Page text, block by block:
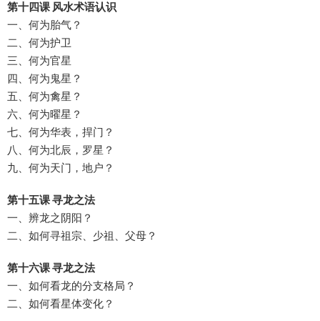
第十四课 风水术语认识
一、何为胎气？
二、何为护卫
三、何为官星
四、何为鬼星？
五、何为禽星？
六、何为曜星？
七、何为华表，捍门？
八、何为北辰，罗星？
九、何为天门，地户？
第十五课 寻龙之法
一、辨龙之阴阳？
二、如何寻祖宗、少祖、父母？
第十六课 寻龙之法
一、如何看龙的分支格局？
二、如何看星体变化？